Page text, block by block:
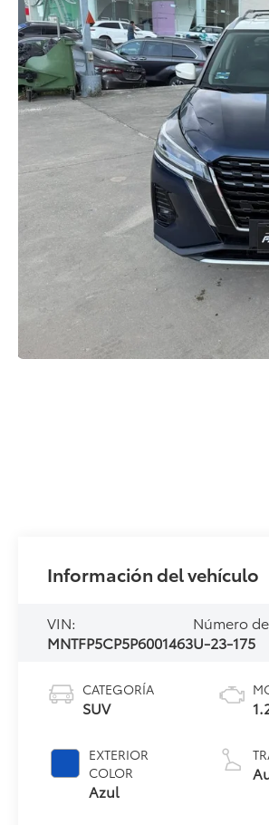
Información del vehículo
VIN:
MNTFP5CP5P6001463
Número
U-23-175
CATEGORÍA
SUV
EXTERIOR
COLOR
Azul